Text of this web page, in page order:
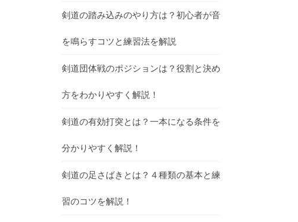
剣道の踏み込みのやり方は？初心者が音
を鳴らすコツと練習法を解説
剣道団体戦のポジションは？役割と決め
方をわかりやすく解説！
剣道の有効打突とは？一本になる条件を
分かりやすく解説！
剣道の足さばきとは？４種類の基本と練
習のコツを解説！